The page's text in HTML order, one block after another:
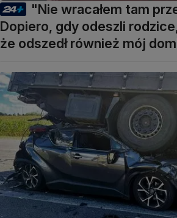
"Nie wracałem tam
Dopiero, gdy odeszli
że odszedł również mój